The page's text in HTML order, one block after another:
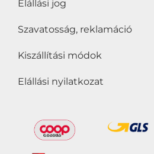
Elállási jog
Szavatosság, reklamáció
Kiszállítási módok
Elállási nyilatkozat